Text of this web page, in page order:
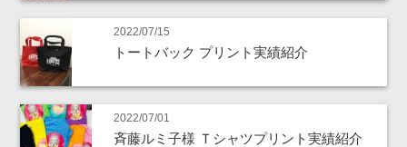
2022/07/15
トートバック プリント実績紹介
2022/07/01
斉藤ルミ子様 Ｔシャツプリント実績紹介